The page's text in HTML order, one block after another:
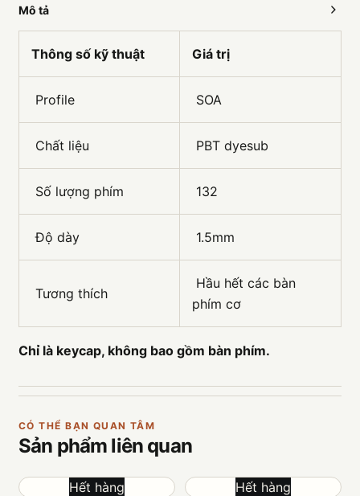
Mô tả
Thông số kỹ thuật Giá trị
Profile SOA
Chất liệu PBT dyesub
Số lượng phím 132
Độ dày 1.5mm
Tương thích
Hầu hết các bàn
phím cơ
Chỉ là keycap, không bao gồm bàn phím.
CÓ THỂ BẠN QUAN TÂM
Sản phẩm liên quan
Hết hàng Hết hàng